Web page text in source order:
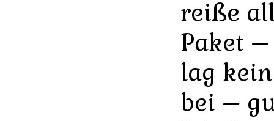
reiße
Paket
lag
bei –